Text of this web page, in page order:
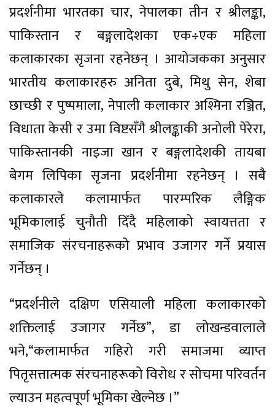
प्रदर्शनीमा भारतका चार, नेपालका तीन र श्रीलङ्का,
पाकिस्तान र बङ्गलादेशका एक÷एक महिला
कलाकारका सृजना रहनेछन् । आयोजकका अनुसार
भारतीय कलाकारहरु अनिता दुबे, मिथु सेन, शेबा
छाच्छी र पुष्पमाला, नेपाली कलाकार अश्मिना रञ्जित,
विधाता केसी र उमा विष्टसँगै श्रीलङ्काकी अनोली पेरेरा,
पाकिस्तानकी नाइजा खान र बङ्गलादेशकी तायबा
बेगम लिपिका सृजना प्रदर्शनीमा रहनेछन् । सबै
कलाकारले कलामार्फत पारम्परिक लैङ्गिक
भूमिकालाई चुनौती दिँदै महिलाको स्वायत्तता र
समाजिक संरचनाहरूको प्रभाव उजागर गर्ने प्रयास
गर्नेछन् ।
“प्रदर्शनीले दक्षिण एसियाली महिला कलाकारको
शक्तिलाई उजागर गर्नेछ”, डा लोखन्डवालाले
भने,“कलामार्फत गहिरो गरी समाजमा व्याप्त
पितृसत्तात्मक संरचनाहरूको विरोध र सोचमा परिवर्तन
ल्याउन महत्वपूर्ण भूमिका खेल्नेछ ।”